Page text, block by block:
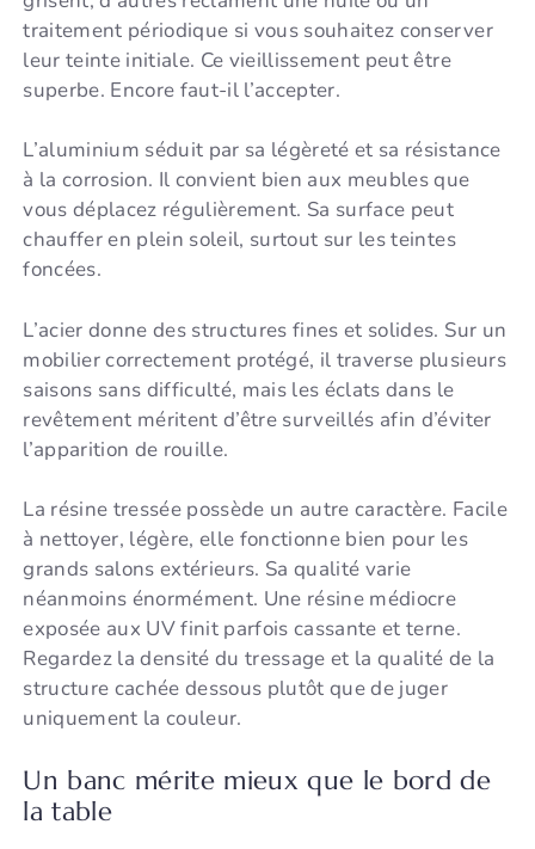
traitement périodique si vous souhaitez conserver
leur teinte initiale. Ce vieillissement peut être
superbe. Encore faut-il l’accepter.
L’aluminium séduit par sa légèreté et sa résistance
à la corrosion. Il convient bien aux meubles que
vous déplacez régulièrement. Sa surface peut
chauffer en plein soleil, surtout sur les teintes
foncées.
L’acier donne des structures fines et solides. Sur un
mobilier correctement protégé, il traverse plusieurs
saisons sans difficulté, mais les éclats dans le
revêtement méritent d’être surveillés afin d’éviter
l’apparition de rouille.
La résine tressée possède un autre caractère. Facile
à nettoyer, légère, elle fonctionne bien pour les
grands salons extérieurs. Sa qualité varie
néanmoins énormément. Une résine médiocre
exposée aux UV finit parfois cassante et terne.
Regardez la densité du tressage et la qualité de la
structure cachée dessous plutôt que de juger
uniquement la couleur.
Un banc mérite mieux que le bord de
la table